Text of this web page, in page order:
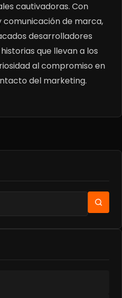
cautivadoras. Con
comunicación de marca,
desarrolladores
que llevan a los
al compromiso en
del marketing.